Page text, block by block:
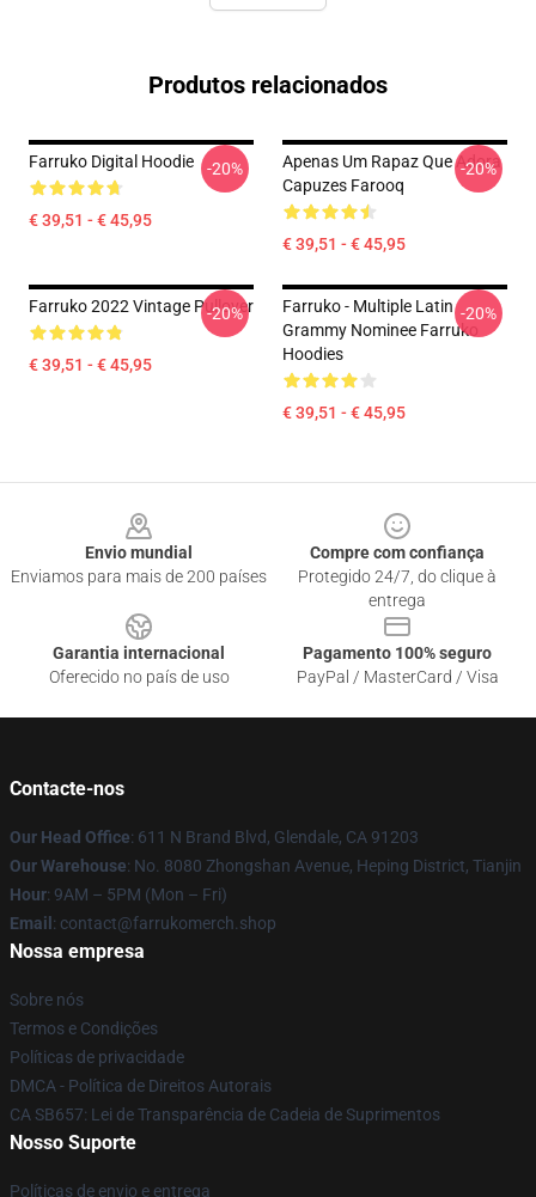
Produtos relacionados
Farruko Digital Hoodie
€ 39,51 - € 45,95
-20%
Apenas Um Rapaz Que Adora
Capuzes Farooq
€ 39,51 - € 45,95
-20%
Farruko 2022 Vintage Pullover
€ 39,51 - € 45,95
-20%
Farruko - Multiple Latin
Grammy Nominee Farruko
Hoodies
€ 39,51 - € 45,95
-20%
Envio mundial
Enviamos para mais de 200 países
Compre com confiança
Protegido 24/7, do clique à
entrega
Garantia internacional
Oferecido no país de uso
Pagamento 100% seguro
PayPal / MasterCard / Visa
Contacte-nos
Our Head Office: 611 N Brand Blvd, Glendale, CA 91203
Our Warehouse: No. 8080 Zhongshan Avenue, Heping District, Tianjin
Hour: 9AM – 5PM (Mon – Fri)
Email : contact@farrukomerch.shop
Nossa empresa
Sobre nós
Termos e Condições
Políticas de privacidade
DMCA - Política de Direitos Autorais
CA SB657: Lei de Transparência de Cadeia de Suprimentos
Nosso Suporte
Políticas de envio e entrega